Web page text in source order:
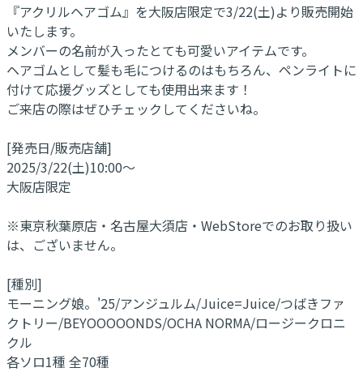
『アクリルヘアゴム』を大阪店限定で3/22(土)より販売開始
いたします。
メンバーの名前が入ったとても可愛いアイテムです。
ヘアゴムとして髪も毛につけるのはもちろん、ペンライトに
付けて応援グッズとしても使用出来ます！
ご来店の際はぜひチェックしてくださいね。
[発売日/販売店舗]
2025/3/22(土)10:00～
大阪店限定
※東京秋葉原店・名古屋大須店・WebStoreでのお取り扱い
は、ございません。
[種別]
モーニング娘。'25/アンジュルム/Juice=Juice/つばきファ
クトリー/BEYOOOOONDS/OCHA NORMA/ロージークロニ
クル
各ソロ1種 全70種